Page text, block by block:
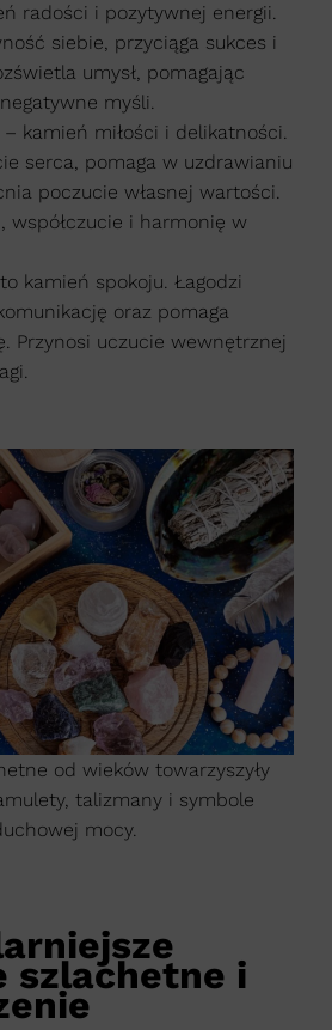
radości i pozytywnej energii.
siebie, przyciąga sukces i
umysł, pomagając
myśli.
– kamień miłości i delikatności.
serca, pomaga w uzdrawianiu
poczucie własnej wartości.
współczucie i harmonię w
kamień spokoju. Łagodzi
oraz pomaga
Przynosi uczucie wewnętrznej
od wieków towarzyszyły
talizmany i symbole
mocy.
szlachetne i